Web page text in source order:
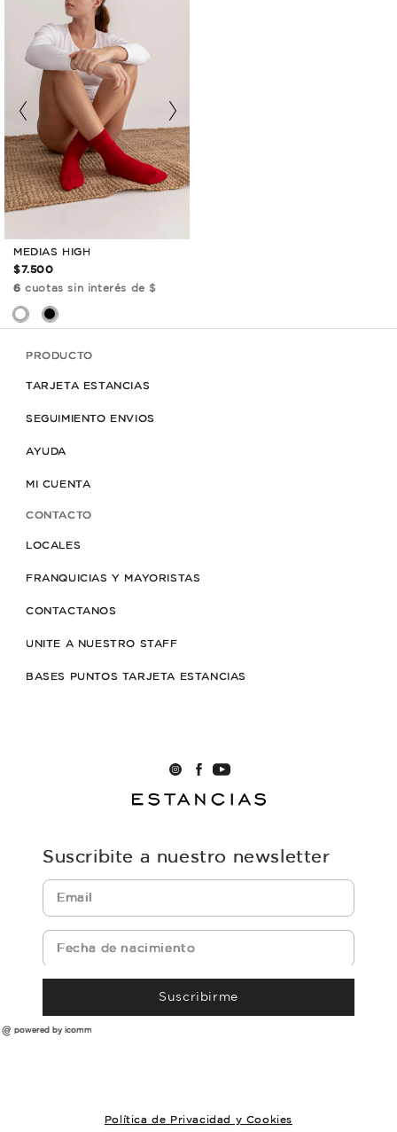
MEDIAS HIGH
$7.500
6 cuotas sin interés de $
PRODUCTO
TARJETA ESTANCIAS
SEGUIMIENTO ENVIOS
AYUDA
MI CUENTA
CONTACTO
LOCALES
FRANQUICIAS Y MAYORISTAS
CONTACTANOS
UNITE A NUESTRO STAFF
BASES PUNTOS TARJETA ESTANCIAS
Suscribite a nuestro newsletter
Suscribirme
powered by icomm
Política de Privacidad y Cookies